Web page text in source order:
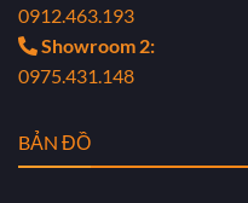
0912.463.193
Showroom 2:
0975.431.148
BẢN ĐỒ